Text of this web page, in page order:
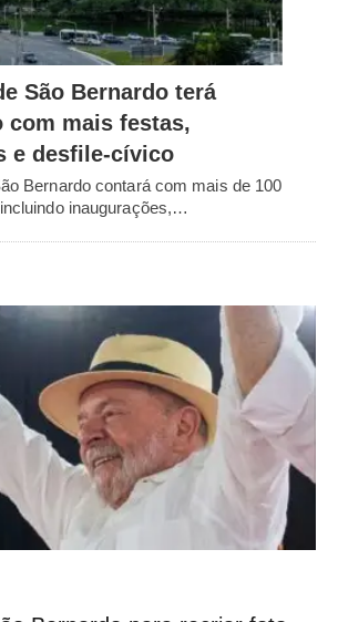
São Bernardo terá
com mais festas,
e desfile-cívico
Bernardo contará com mais de 100
inaugurações,…